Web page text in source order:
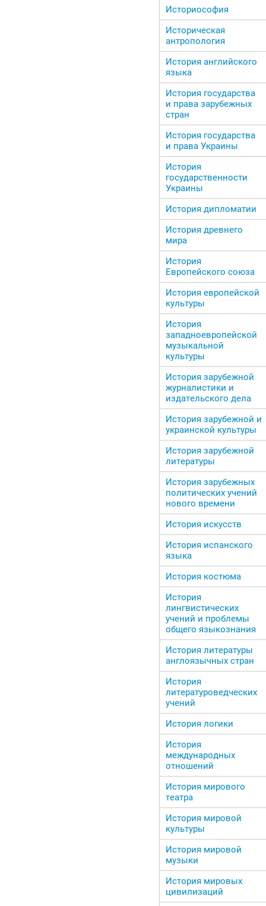
Историософия
Историческая
антропология
История английского
языка
История государства
и права зарубежных
стран
История государства
и права Украины
История
государственности
Украины
История дипломатии
История древнего
мира
История
Европейского союза
История европейской
культуры
История
западноевропейской
музыкальной
культуры
История зарубежной
журналистики и
издательского дела
История зарубежной и
украинской культуры
История зарубежной
литературы
История зарубежных
политических учений
нового времени
История искусств
История испанского
языка
История костюма
История
лингвистических
учений и проблемы
общего языкознания
История литературы
англоязычных стран
История
литературоведческих
учений
История логики
История
международных
отношений
История мирового
театра
История мировой
культуры
История мировой
музыки
История мировых
цивилизаций